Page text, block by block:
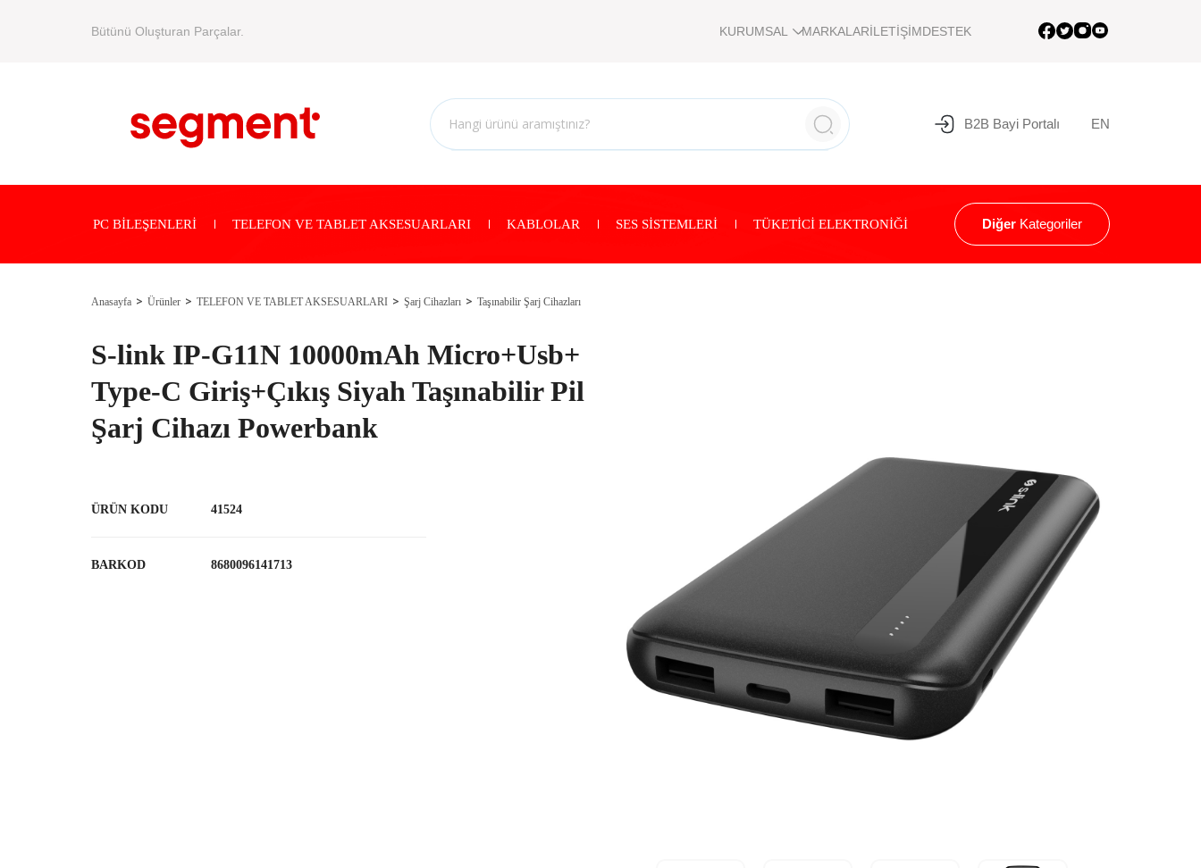
Bütünü Oluşturan Parçalar. KURUMSAL MARKALARİLETİŞİMDESTEK
B2B Bayi Portalı EN
PC BİLEŞENLERİ TELEFON VE TABLET AKSESUARLARI KABLOLAR SES SİSTEMLERİ TÜKETİCİ ELEKTRONİĞİ Diğer Kategoriler
Anasayfa Ürünler TELEFON VE TABLET AKSESUARLARI Şarj Cihazları Taşınabilir Şarj Cihazları
S-link IP-G11N 10000mAh Micro+Usb+
Type-C Giriş+Çıkış Siyah Taşınabilir Pil
Şarj Cihazı Powerbank
ÜRÜN KODU 41524
BARKOD 8680096141713